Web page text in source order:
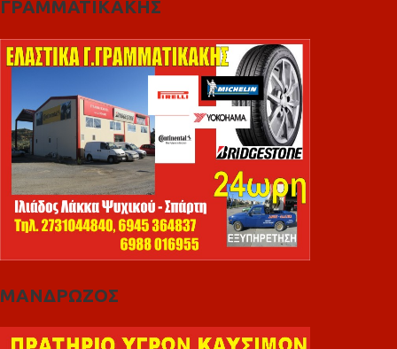
ΓΡΑΜΜΑΤΙΚΑΚΗΣ
ΜΑΝΔΡΩΖΟΣ